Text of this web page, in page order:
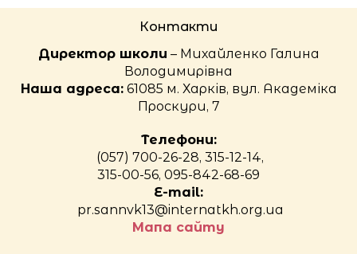
Контакти
Директор школи – Михайленко Галина
Володимирівна
Наша адреса:61085 м. Харків, вул. Академіка
Проскури, 7
Телефони:
(057) 700-26-28, 315-12-14,
315-00-56, 095-842-68-69
E-mail:
pr.sannvk13@internatkh.org.ua
Мапа сайту